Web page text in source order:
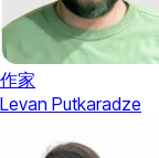
作家
Levan Putkaradze